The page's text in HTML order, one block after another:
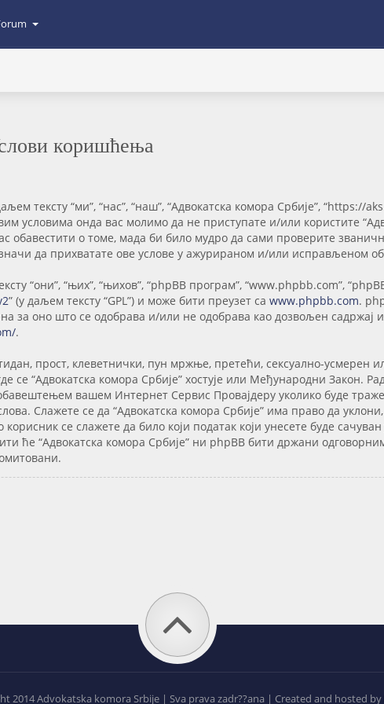
коришћења
тексту “ми”, “нас”, “наш”, “Адвокатска комора Србије”, “https://
условима онда вас молимо да не приступате и/или користите
обавестити о томе, мада би било мудро да сами проверите
да прихватате ове услове у ажурираном и/или исправљеном
“они”, “њих”, “њихов”, “phpBB програм”, “www.phpbb.com”,
” (у даљем тексту “GPL”) и може бити преузет са www.phpbb.com.
за оно што се одобрава и/или не одобрава као дозвољен
.
прост, клеветнички, пун мржње, претећи, сексуално-усмерен
се “Адвокатска комора Србије” хостује или Међународни Закон.
вашем Интернет Сервис Провајдеру уколико буде
Слажете се да “Адвокатска комора Србије” има право да
се слажете да било који податак који унесете буде
ће “Адвокатска комора Србије” ни phpBB бити држани
2014 Advokatska komora Srbije | Sva prava zadr??ana | Created and hosted by